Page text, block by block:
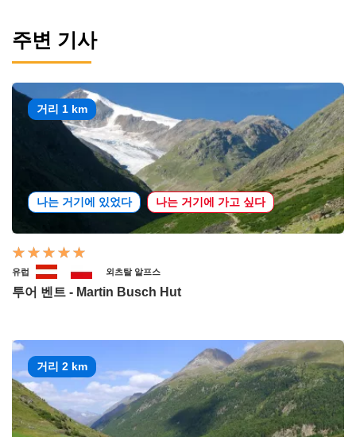
주변 기사
거리 1 km
나는 거기에 있었다 나는 거기에 가고 싶다
유럽 외츠탈 알프스
투어 벤트 - Martin Busch Hut
거리 2 km